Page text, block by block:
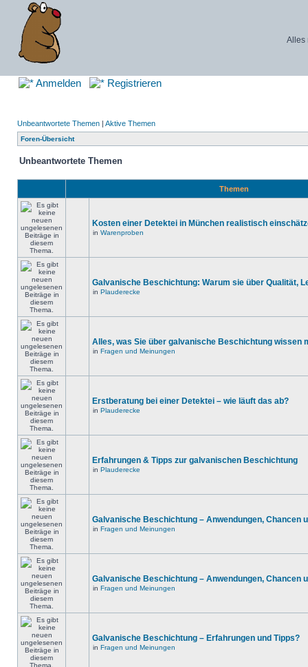
Alles
Anmelden Registrieren
Unbeantwortete Themen | Aktive Themen
Foren-Übersicht
Unbeantwortete Themen
Themen
Kosten einer Detektei in München realistisch
in Warenproben
Galvanische Beschichtung: Warum sie über Qualität,
in Plauderecke
Alles, was Sie über galvanische Beschichtung wissen
in Fragen und Meinungen
Erstberatung bei einer Detektei – wie läuft das ab?
in Plauderecke
Erfahrungen & Tipps zur galvanischen Beschichtung
in Plauderecke
Galvanische Beschichtung – Anwendungen, Chancen
in Fragen und Meinungen
Galvanische Beschichtung – Anwendungen, Chancen
in Fragen und Meinungen
Galvanische Beschichtung – Erfahrungen und Tipps?
in Fragen und Meinungen